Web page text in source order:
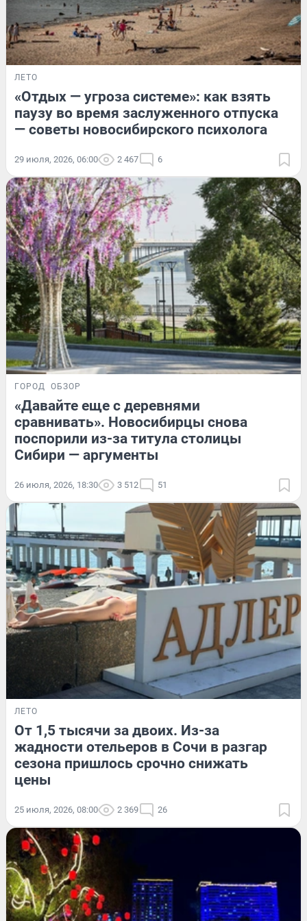
ЛЕТО
«Отдых — угроза системе»: как взять
паузу во время заслуженного отпуска
— советы новосибирского психолога
29 июля, 2026, 06:00 2 467 6
ГОРОД ОБЗОР
«Давайте еще с деревнями
сравнивать». Новосибирцы снова
поспорили из-за титула столицы
Сибири — аргументы
26 июля, 2026, 18:30 3 512 51
ЛЕТО
От 1,5 тысячи за двоих. Из-за
жадности отельеров в Сочи в разгар
сезона пришлось срочно снижать
цены
25 июля, 2026, 08:00 2 369 26